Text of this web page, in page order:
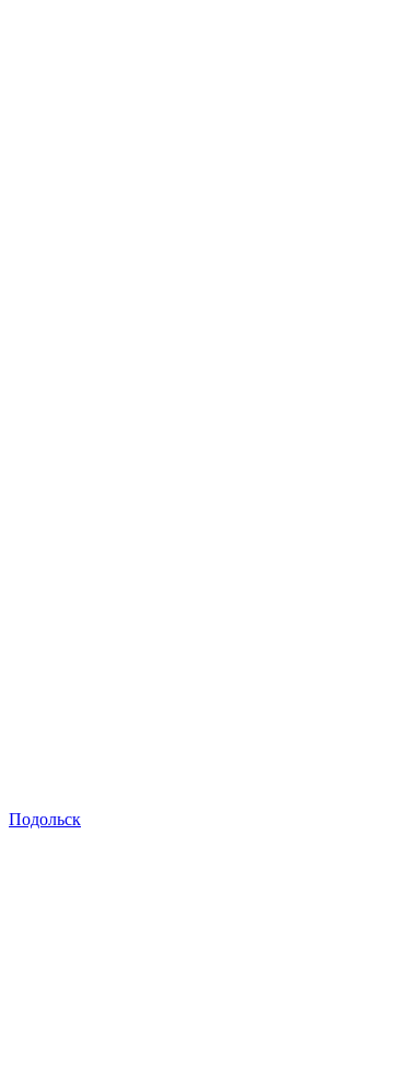
Подольск